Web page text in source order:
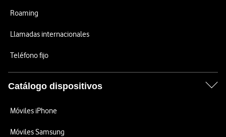
Roaming
Llamadas internacionales
Teléfono fijo
Catálogo dispositivos
Móviles iPhone
Móviles Samsung